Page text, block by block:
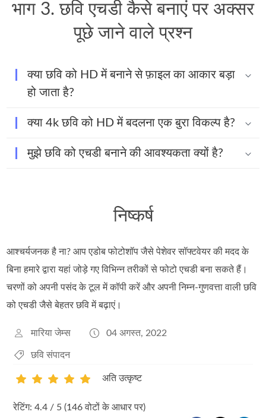
भाग 3. छवि एचडी कैसे बनाएं पर अक्सर
पूछे जाने वाले प्रश्न
क्या छवि को HD में बनाने से फ़ाइल का आकार बड़ा
हो जाता है?
क्या 4k छवि को HD में बदलना एक बुरा विकल्प है?
मुझे छवि को एचडी बनाने की आवश्यकता क्यों है?
निष्कर्ष
आश्चर्यजनक है ना? आप एडोब फोटोशॉप जैसे पेशेवर सॉफ्टवेयर की मदद के
बिना हमारे द्वारा यहां जोड़े गए विभिन्न तरीकों से फोटो एचडी बना सकते हैं।
चरणों को अपनी पसंद के टूल में कॉपी करें और अपनी निम्न-गुणवत्ता वाली छवि
को एचडी जैसे बेहतर छवि में बढ़ाएं।
मारिया जेम्स 04 अगस्त, 2022
छवि संपादन
1
अति उत्कृष्ट
रेटिंग: 4.4 / 5 (146 वोटों के आधार पर)